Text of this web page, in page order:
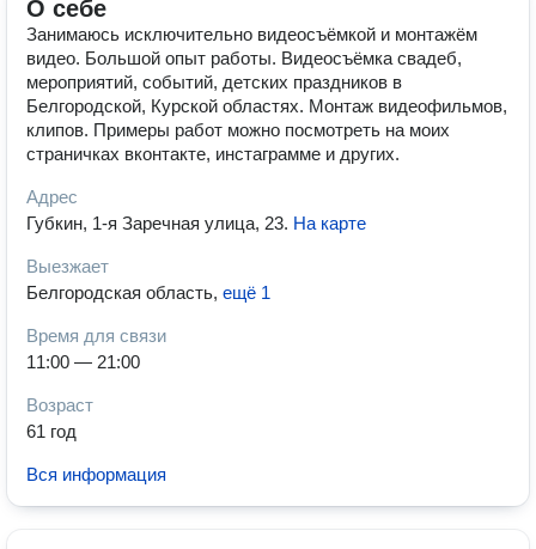
О себе
Занимаюсь исключительно видеосъёмкой и монтажём
видео. Большой опыт работы. Видеосъёмка свадеб,
мероприятий, событий, детских праздников в
Белгородской, Курской областях. Монтаж видеофильмов,
клипов. Примеры работ можно посмотреть на моих
страничках вконтакте, инстаграмме и других.
Адрес
Губкин, 1-я Заречная улица, 23. На карте
Выезжает
Белгородская область, ещё 1
Время для связи
11:00 — 21:00
Возраст
61 год
Вся информация